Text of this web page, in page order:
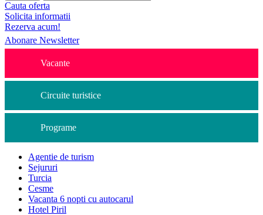
Cauta oferta
Solicita informatii
Rezerva acum!
Abonare Newsletter
Vacante
Circuite turistice
Programe
Agentie de turism
Sejururi
Turcia
Cesme
Vacanta 6 nopti cu autocarul
Hotel Piril